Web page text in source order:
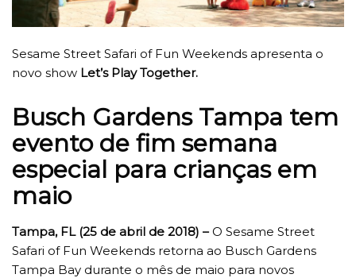
Sesame Street Safari of Fun Weekends apresenta o
novo show Let’s Play Together.
Busch Gardens Tampa tem
evento de fim semana
especial para crianças em
maio
Tampa, FL (25 de abril de 2018) –O Sesame Street
Safari of Fun Weekends retorna ao Busch Gardens
Tampa Bay durante o mês de maio para novos